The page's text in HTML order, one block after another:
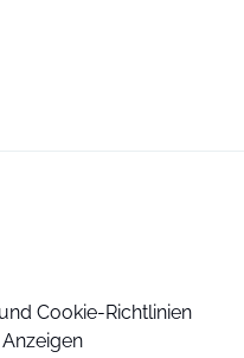
Cookie-Richtlinien